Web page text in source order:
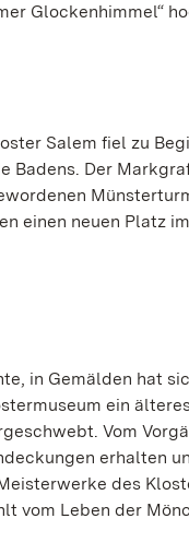
Glockenhimmel“
Salem fiel zu
Badens. Der
einen neuen Platz
in Gemälden hat
ein
Vom
erhalten
des
vom Leben der